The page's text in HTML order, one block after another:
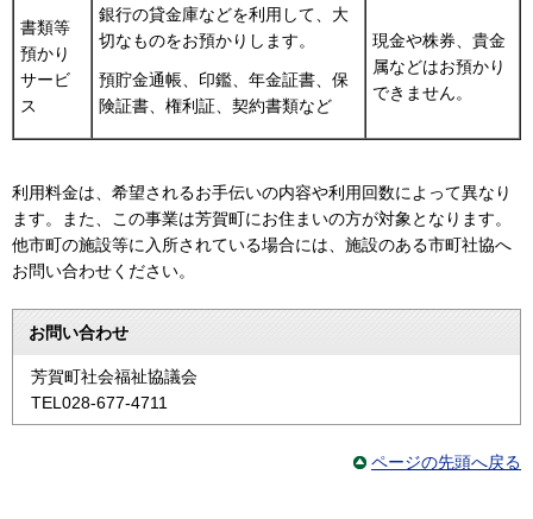
書類等
預かり
サービ
ス
銀行の貸金庫などを利用して、大
切なものをお預かりします。
預貯金通帳、印鑑、年金証書、保
険証書、権利証、契約書類など
現金や株券、貴金
属などはお預かり
できません。
利用料金は、希望されるお手伝いの内容や利用回数によって異なり
ます。また、この事業は芳賀町にお住まいの方が対象となります。
他市町の施設等に入所されている場合には、施設のある市町社協へ
お問い合わせください。
お問い合わせ
芳賀町社会福祉協議会
TEL028-677-4711
ページの先頭へ戻る